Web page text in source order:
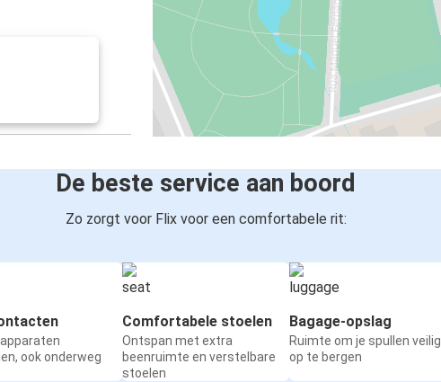
De beste service aan boord
Zo zorgt voor Flix voor een comfortabele rit:
apparaten
ook onderweg
Comfortabele stoelen
Ontspan met extra
beenruimte en verstelbare
stoelen
Bagage-opslag
Ruimte om je spullen veilig
op te bergen